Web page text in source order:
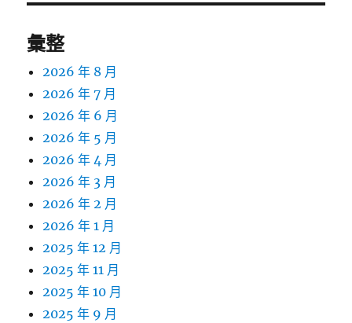
彙整
2026 年 8 月
2026 年 7 月
2026 年 6 月
2026 年 5 月
2026 年 4 月
2026 年 3 月
2026 年 2 月
2026 年 1 月
2025 年 12 月
2025 年 11 月
2025 年 10 月
2025 年 9 月